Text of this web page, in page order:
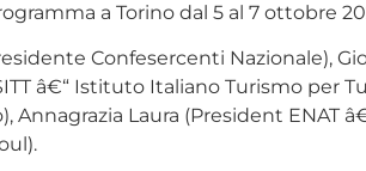
a Torino dal 5 al 7 ottobre
Confesercenti Nazionale),
â€“ Istituto Italiano Turismo per
Annagrazia Laura (President ENAT